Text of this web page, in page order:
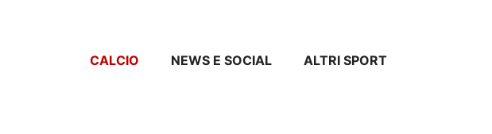
CALCIO NEWS E SOCIAL ALTRI SPORT